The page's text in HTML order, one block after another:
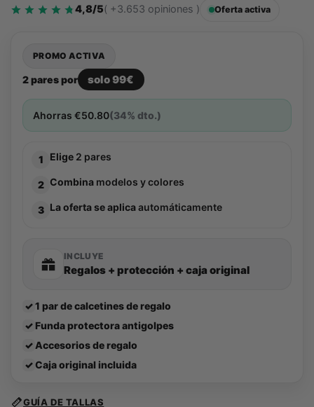
4,8/5( +3.653 opiniones ) Oferta activa
PROMO ACTIVA
2 pares por solo 99€
Ahorras €50.80(34% dto.)
1 Elige 2 pares
2 Combina modelos y colores
3 La oferta se aplicaautomáticamente
INCLUYE
Regalos + protección + caja original
✓1 par de calcetines de regalo
✓ Funda protectora antigolpes
✓ Accesorios de regalo
✓Caja original incluida
GUÍA DE TALLAS